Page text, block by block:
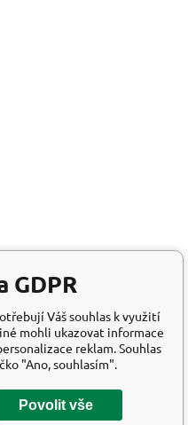
GDPR
Váš souhlas k využití
mohli ukazovat informace
reklam. Souhlas
"Ano, souhlasím".
Povolit vše